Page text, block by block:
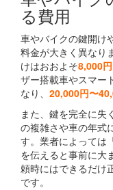
る費用
車やバイクの鍵開け
料金が大きく異なり
けはおおよそ8,000
ザー搭載車やスマー
なり、 20,000円〜
また、鍵を完全に失
の複雑さや車の年式
す。業者によっては
を伝えると事前に大
頼時にはできるだけ
です。